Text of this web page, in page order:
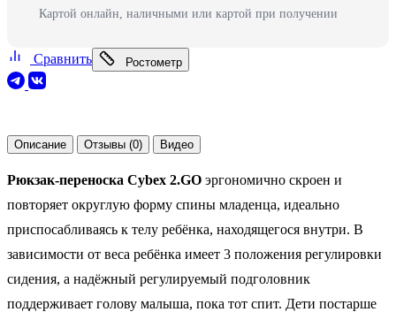
Картой онлайн, наличными или картой при получении
Сравнить Ростометр
Описание Отзывы (0) Видео
Рюкзак-переноска Cybex 2.GO эргономично скроен и
повторяет округлую форму спины младенца, идеально
приспосабливаясь к телу ребёнка, находящегося внутри. В
зависимости от веса ребёнка имеет 3 положения регулировки
сидения, а надёжный регулируемый подголовник
поддерживает голову малыша, пока тот спит. Дети постарше